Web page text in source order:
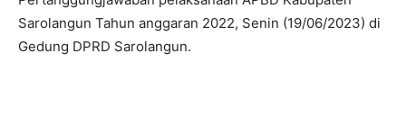
Sarolangun Tahun anggaran 2022, Senin (19/06/2023) di
Gedung DPRD Sarolangun.